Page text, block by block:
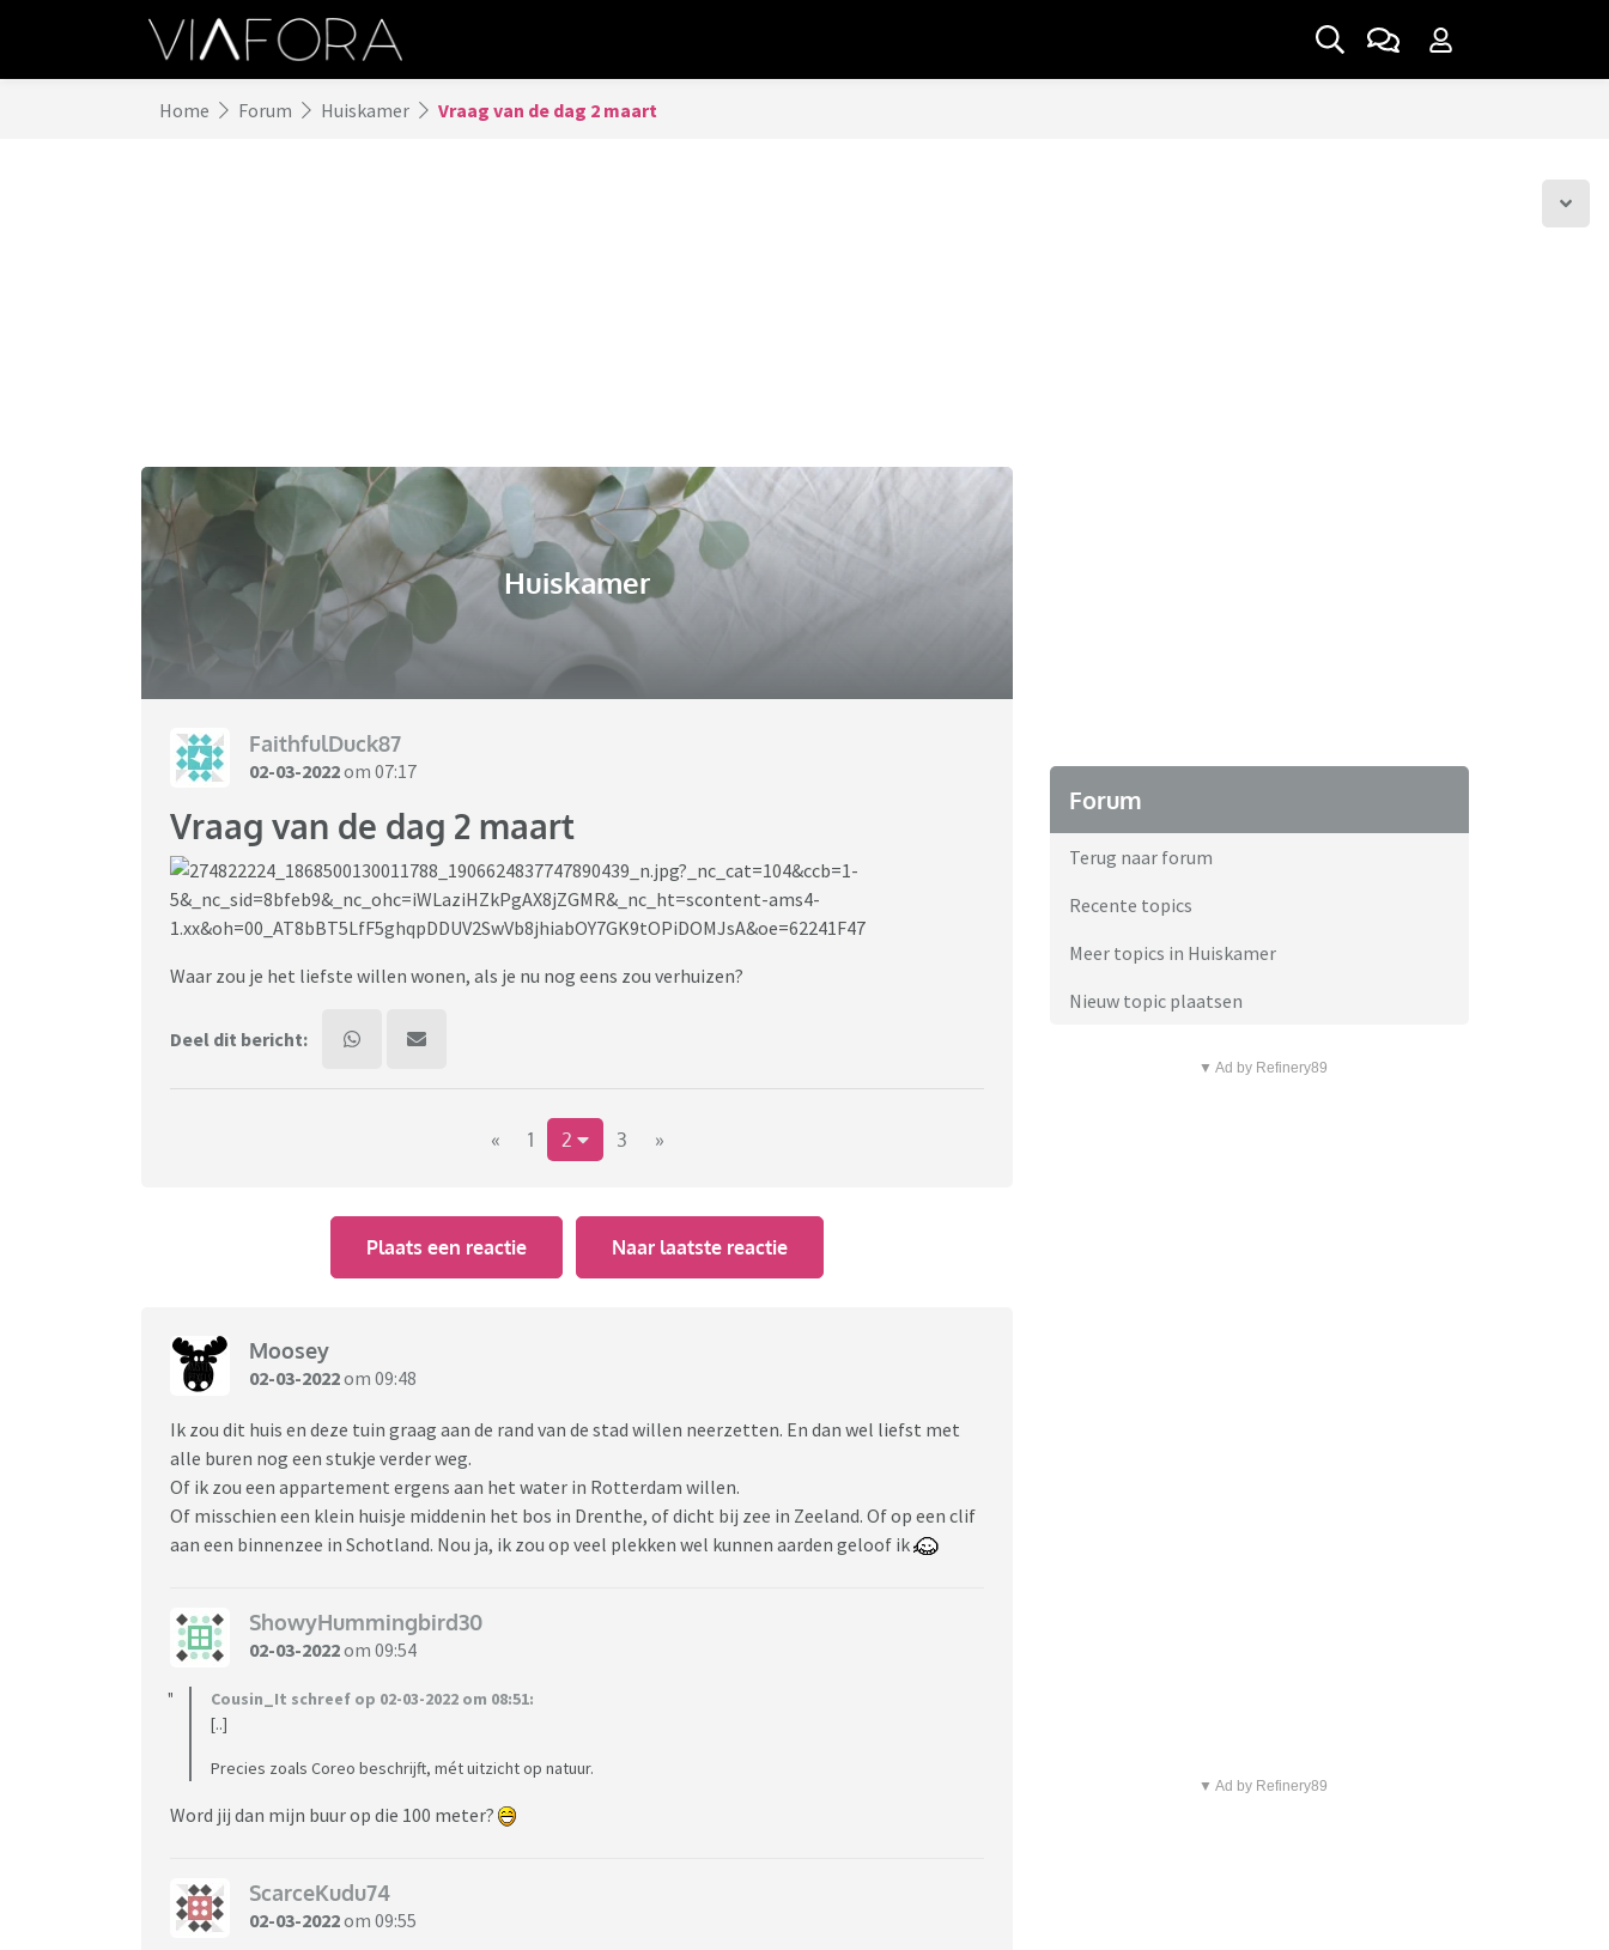
Home Forum Huiskamer Vraag van de dag 2 maart
Huiskamer
FaithfulDuck87
02-03-2022om 07:17
Vraag van de dag 2 maart
Waar zou je het liefste willen wonen, als je nu nog eens zou verhuizen?
Deel dit bericht:
« 1 2 3 »
Plaats een reactie Naar laatste reactie
Moosey
02-03-2022om 09:48
Ik zou dit huis en deze tuin graag aan de rand van de stad willen neerzetten. En dan wel liefst met
alle buren nog een stukje verder weg.
Of ik zou een appartement ergens aan het water in Rotterdam willen.
Of misschien een klein huisje middenin het bos in Drenthe, of dicht bij zee in Zeeland. Of op een clif
aan een binnenzee in Schotland. Nou ja, ik zou op veel plekken wel kunnen aarden geloof ik
ShowyHummingbird30
02-03-2022om 09:54
Cousin_It schreef op 02-03-2022 om 08:51:
[..]
Precies zoals Coreo beschrijft, mét uitzicht op natuur.
Word jij dan mijn buur op die 100 meter?
ScarceKudu74
02-03-2022om 09:55
Forum
Terug naar forum
Recente topics
Meer topics in Huiskamer
Nieuw topic plaatsen
▼ Ad by Refinery89
▼ Ad by Refinery89